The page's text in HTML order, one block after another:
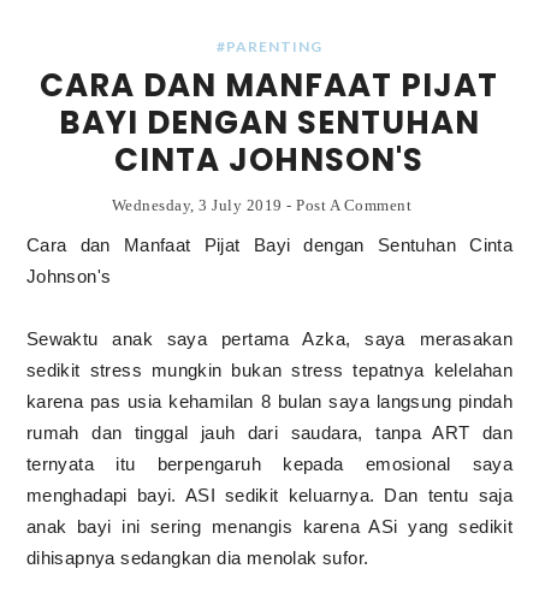
#PARENTING
CARA DAN MANFAAT PIJAT
BAYI DENGAN SENTUHAN
CINTA JOHNSON'S
Wednesday, 3 July 2019-Post A Comment
Cara dan Manfaat Pijat Bayi dengan Sentuhan Cinta
Johnson's
Sewaktu anak saya pertama Azka, saya merasakan
sedikit stress mungkin bukan stress tepatnya kelelahan
karena pas usia kehamilan 8 bulan saya langsung pindah
rumah dan tinggal jauh dari saudara, tanpa ART dan
ternyata itu berpengaruh kepada emosional saya
menghadapi bayi. ASI sedikit keluarnya. Dan tentu saja
anak bayi ini sering menangis karena ASi yang sedikit
dihisapnya sedangkan dia menolak sufor.